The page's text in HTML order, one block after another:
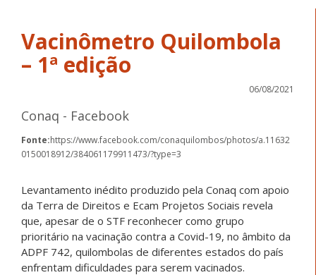
Vacinômetro Quilombola
– 1ª edição
06/08/2021
Conaq - Facebook
Fonte:https://www.facebook.com/conaquilombos/photos/a.11632
0150018912/384061179911473/?type=3
Levantamento inédito produzido pela Conaq com apoio
da Terra de Direitos e Ecam Projetos Sociais revela
que, apesar de o STF reconhecer como grupo
prioritário na vacinação contra a Covid-19, no âmbito da
ADPF 742, quilombolas de diferentes estados do país
enfrentam dificuldades para serem vacinados.